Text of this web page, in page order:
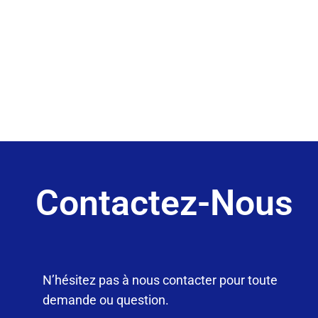
Contactez-Nous
N’hésitez pas à nous contacter pour toute
demande ou question.